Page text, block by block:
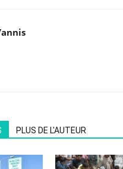
PLUS DE L'AUTEUR